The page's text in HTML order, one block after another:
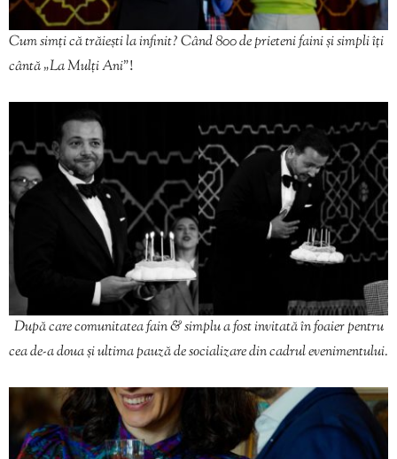
Cum simți că trăiești la infinit? Când 800 de prieteni faini și simpli îți
cântă „La Mulți Ani”!
După care comunitatea fain & simplu a fost invitată în foaier pentru
cea de-a doua și ultima pauză de socializare din cadrul evenimentului.